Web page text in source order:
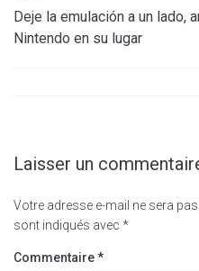
Deje la emulación a un lado,
Nintendo en su lugar
Laisser un
Votre adresse e-mail ne sera pas
sont indiqués avec *
Commentaire*